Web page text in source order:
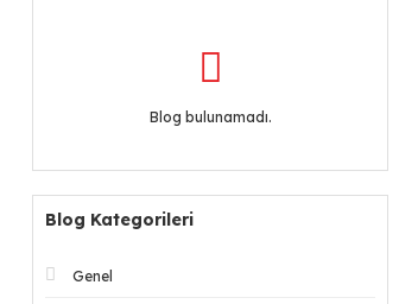
Blog bulunamadı.
Blog Kategorileri
Genel